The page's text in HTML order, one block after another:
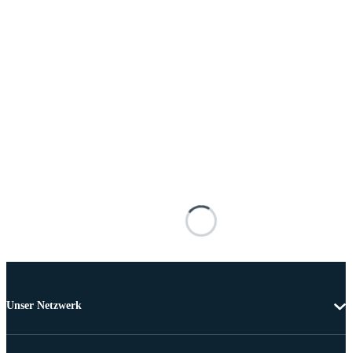
Unser Netzwerk